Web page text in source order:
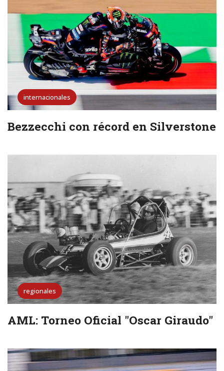
internacionales
Bezzecchi con récord en Silverstone
regionales
AML: Torneo Oficial "Oscar Giraudo"